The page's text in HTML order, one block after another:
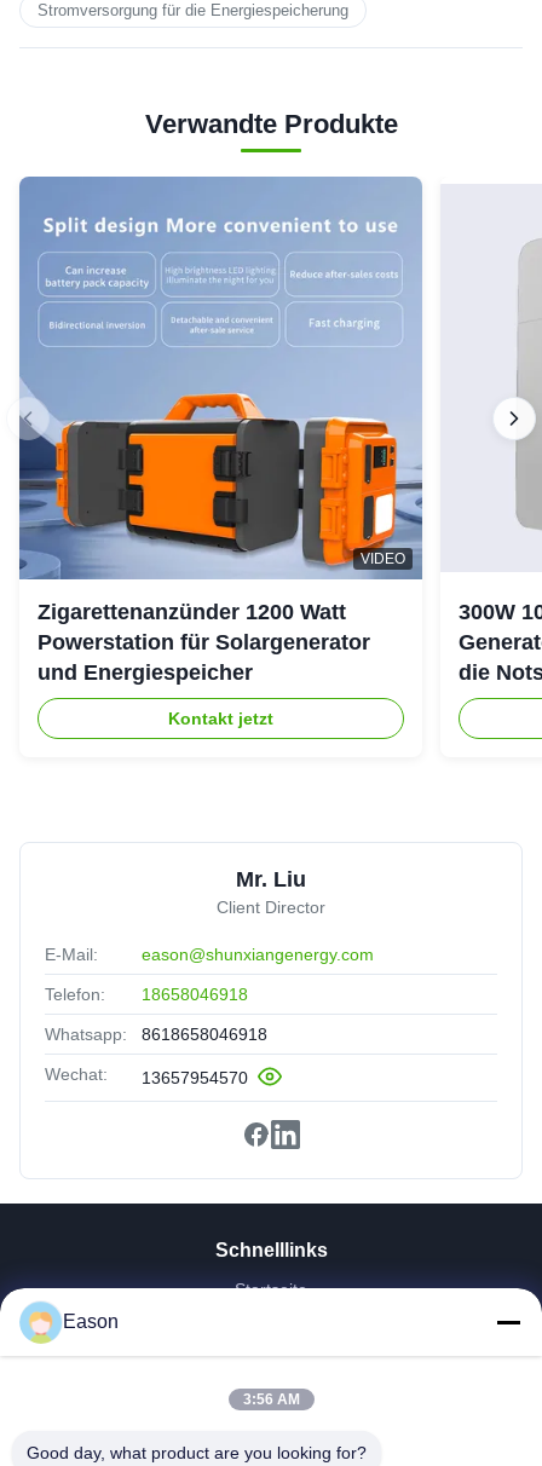
Stromversorgung für die Energiespeicherung
Verwandte Produkte
VIDEO
Zigarettenanzünder 1200 Watt
Powerstation für Solargenerator
und Energiespeicher
Kontakt jetzt
300W
die
Mr. Liu
Client Director
E-Mail: eason@shunxiangenergy.com
Telefon: 18658046918
Whatsapp: 8618658046918
Wechat: 13657954570
Schnelllinks
Startseite
Videos
Fabrik Tour
Qualitätskontrolle
Eason
3:56 AM
Good day, what product are you looking for?